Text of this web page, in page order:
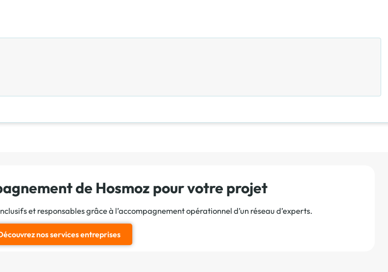
de Hosmoz pour votre projet
et responsables grâce à l’accompagnement opérationnel d’un réseau d’experts.
nos services entreprises